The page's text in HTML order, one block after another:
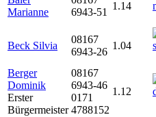
Marianne
6943-51
1.14
Beck Silvia
08167
6943-26
1.04
Berger
Dominik
Erster
Bürgermeister
08167
6943-46
0171
4788152
1.12